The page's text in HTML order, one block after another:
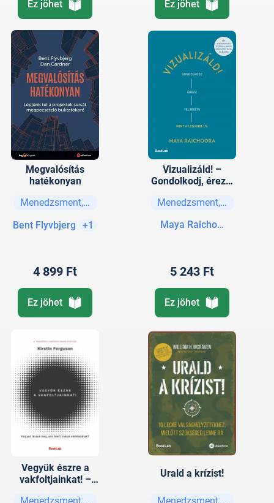
Ez jöhet Ez jöhet
Megvalósítás
hatékonyan
Menedzsment, vezetési stratégiák
Bent Flyvbjerg
+1
4 899 Ft
Ez jöhet
Vizualizáld! –
Gondolkodj, érezz,
legjobb 1%!
Menedzsment, vezetési
Maya Raichoora
5 243 Ft
Ez jöhet
Vegyük észre a
vakfoltjainkat! –
Urald a krízist!